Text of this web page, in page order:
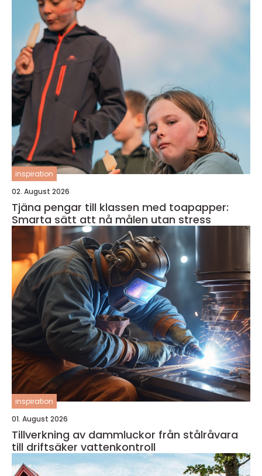
inspiration
02. August 2026
Tjäna pengar till klassen med toapapper:
Smarta sätt att nå målen utan stress
inspiration
01. August 2026
Tillverkning av dammluckor från stålråvara
till driftsäker vattenkontroll